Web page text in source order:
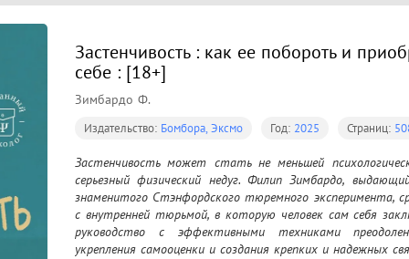
Застенчивость : как ее побороть и
себе : [18+]
Зимбардо Ф.
Издательство: Бомбора, Эксмо Год: 2025 Страниц:
Застенчивость может стать не меньшей
серьезный физический недуг. Филип Зимбардо,
знаменитого Стэнфордского тюремного эксперимента,
с внутренней тюрьмой, в которую человек сам себя
руководство с эффективными техниками
укрепления самооценки и создания крепких и надежных